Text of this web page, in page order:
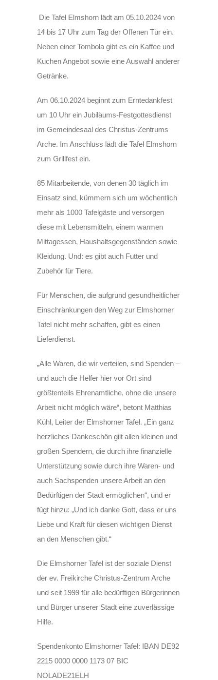
Die Tafel Elmshorn lädt am 05.10.2024 von
14 bis 17 Uhr zum Tag der Offenen Tür ein.
Neben einer Tombola gibt es ein Kaffee und
Kuchen Angebot sowie eine Auswahl anderer
Getränke.
Am 06.10.2024 beginnt zum Erntedankfest
um 10 Uhr ein Jubiläums-Festgottesdienst
im Gemeindesaal des Christus-Zentrums
Arche. Im Anschluss lädt die Tafel Elmshorn
zum Grillfest ein.
85 Mitarbeitende, von denen 30 täglich im
Einsatz sind, kümmern sich um wöchentlich
mehr als 1000 Tafelgäste und versorgen
diese mit Lebensmitteln, einem warmen
Mittagessen, Haushaltsgegenständen sowie
Kleidung. Und: es gibt auch Futter und
Zubehör für Tiere.
Für Menschen, die aufgrund gesundheitlicher
Einschränkungen den Weg zur Elmshorner
Tafel nicht mehr schaffen, gibt es einen
Lieferdienst.
„Alle Waren, die wir verteilen, sind Spenden –
und auch die Helfer hier vor Ort sind
größtenteils Ehrenamtliche, ohne die unsere
Arbeit nicht möglich wäre“, betont Matthias
Kühl, Leiter der Elmshorner Tafel. „Ein ganz
herzliches Dankeschön gilt allen kleinen und
großen Spendern, die durch ihre finanzielle
Unterstützung sowie durch ihre Waren- und
auch Sachspenden unsere Arbeit an den
Bedürftigen der Stadt ermöglichen“, und er
fügt hinzu: „Und ich danke Gott, dass er uns
Liebe und Kraft für diesen wichtigen Dienst
an den Menschen gibt.“
Die Elmshorner Tafel ist der soziale Dienst
der ev. Freikirche Christus-Zentrum Arche
und seit 1999 für alle bedürftigen Bürgerinnen
und Bürger unserer Stadt eine zuverlässige
Hilfe.
Spendenkonto Elmshorner Tafel: IBAN DE92
2215 0000 0000 1173 07 BIC
NOLADE21ELH